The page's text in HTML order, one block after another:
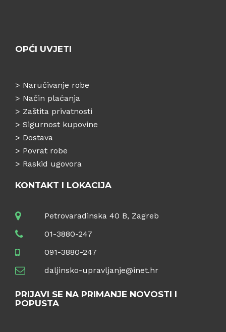
OPĆI UVJETI
> Naručivanje robe
> Način plaćanja
> Zaštita privatnosti
> Sigurnost kupovine
> Dostava
> Povrat robe
> Raskid ugovora
KONTAKT I LOKACIJA
Petrovaradinska 40 B, Zagreb
01-3880-247
091-3880-247
daljinsko-upravljanje@inet.hr
PRIJAVI SE NA PRIMANJE NOVOSTI I
POPUSTA